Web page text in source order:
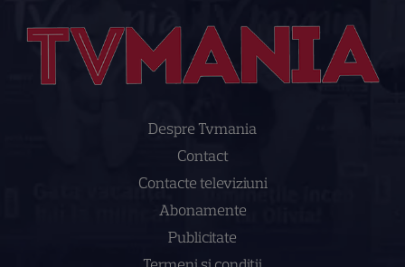
Despre Tvmania
Contact
Contacte televiziuni
Abonamente
Publicitate